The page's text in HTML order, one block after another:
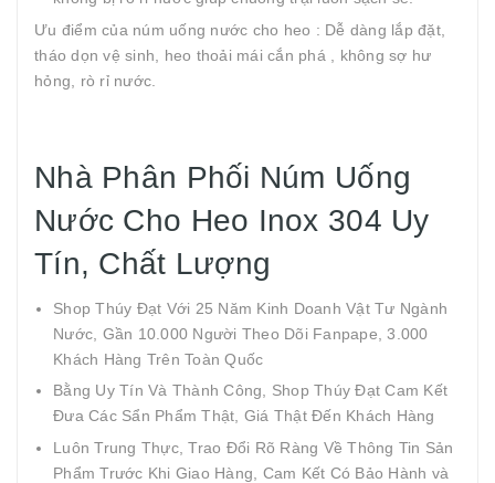
Ưu điểm của núm uống nước cho heo : Dễ dàng lắp đặt,
tháo dọn vệ sinh, heo thoải mái cắn phá , không sợ hư
hỏng, rò rỉ nước.
Nhà Phân Phối Núm Uống
Nước Cho Heo Inox 304 Uy
Tín, Chất Lượng
Shop Thúy Đạt Với 25 Năm Kinh Doanh Vật Tư Ngành
Nước, Gần 10.000 Người Theo Dõi Fanpape, 3.000
Khách Hàng Trên Toàn Quốc
Bằng Uy Tín Và Thành Công, Shop Thúy Đạt Cam Kết
Đưa Các Sẩn Phẩm Thật, Giá Thật Đến Khách Hàng
Luôn Trung Thực, Trao Đổi Rõ Ràng Về Thông Tin Sản
Phẩm Trước Khi Giao Hàng, Cam Kết Có Bảo Hành và